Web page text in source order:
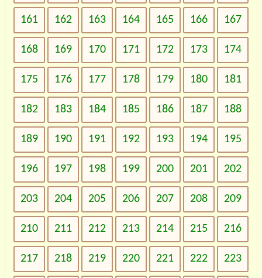
161 162 163 164 165 166 167
168 169 170 171 172 173 174
175 176 177 178 179 180 181
182 183 184 185 186 187 188
189 190 191 192 193 194 195
196 197 198 199 200 201 202
203 204 205 206 207 208 209
210 211 212 213 214 215 216
217 218 219 220 221 222 223